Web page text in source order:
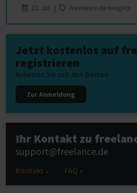
22. Jul |
freelance.de Insights
Jetzt kostenlos auf
registrieren
Arbeiten Sie mit den Besten
Zur Anmeldung
Ihr Kontakt zu
support@freelance.de
Kontakt » FAQ »